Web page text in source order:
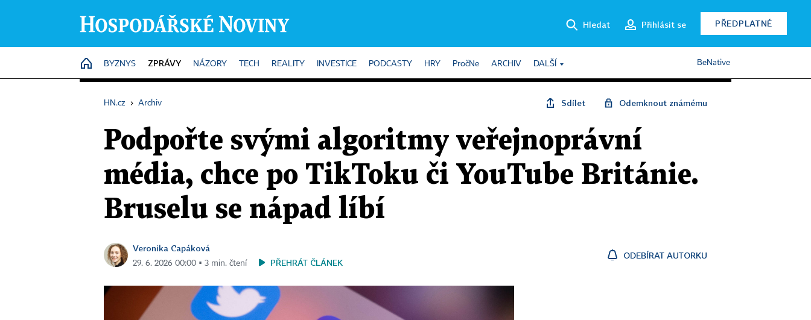
Hledat Přihlásit se PŘEDPLATNÉ
HOME
BYZNYS ZPRÁVY NÁZORY TECH REALITY INVESTICE PODCASTY HRY PročNe ARCHIV DALŠÍ BeNative
HN.cz › Archiv Sdílet Odemknout známému
Podpořte svými algoritmy veřejnoprávní
média, chce po TikToku či YouTube Británie.
Bruselu se nápad líbí
Veronika Capáková
29. 6. 2026 00:00 ▪ 3 min. čtení PŘEHRÁT ČLÁNEK
ODEBÍRAT AUTORKU